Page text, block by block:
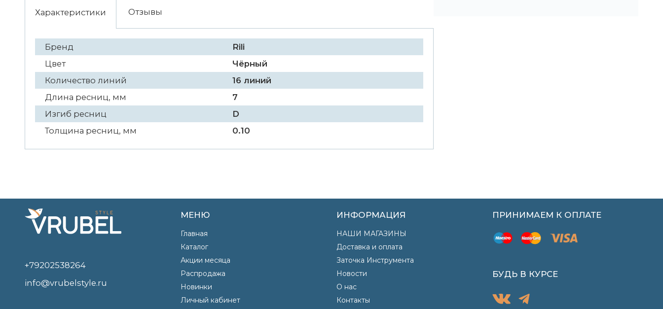
Характеристики Отзывы
Бренд
Rili
Цвет
Чёрный
Количество линий
16 линий
Длина ресниц, мм
7
Изгиб ресниц
D
Толщина ресниц, мм
0.10
+79202538264
info@vrubelstyle.ru
МЕНЮ
Главная
Каталог
Акции месяца
Распродажа
Новинки
Личный кабинет
ИНФОРМАЦИЯ
НАШИ МАГАЗИНЫ
Доставка и оплата
Заточка Инструмента
Новости
О нас
Контакты
ПРИНИМАЕМ К ОПЛАТЕ
БУДЬ В КУРСЕ